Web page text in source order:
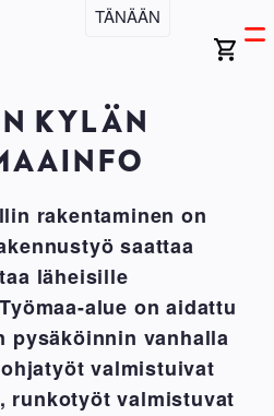
TÄNÄÄN
search
KYLÄN
rakentaminen on
saattaa
läheisille
alue on aidattu
pysäköinnin vanhalla
valmistuivat
runkotyöt valmistuvat